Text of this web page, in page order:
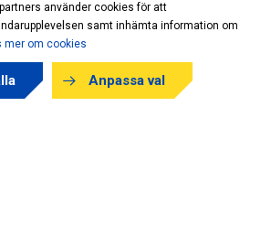
använder cookies för att
samt inhämta information om
mer om cookies
Anpassa val